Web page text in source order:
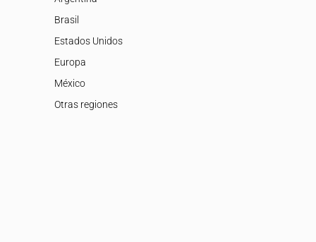
Brasil
Estados Unidos
Europa
México
Otras regiones